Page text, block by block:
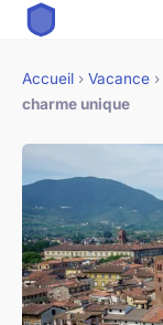
Accueil › Vacance ›
charme unique